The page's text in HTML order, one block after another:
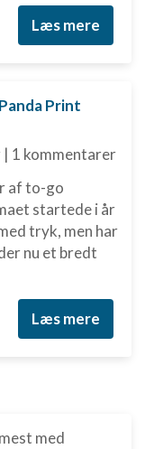
Læs mere
Print
| 1 kommentarer
af to-go
startede i år
tryk, men har
nu et bredt
Læs mere
med